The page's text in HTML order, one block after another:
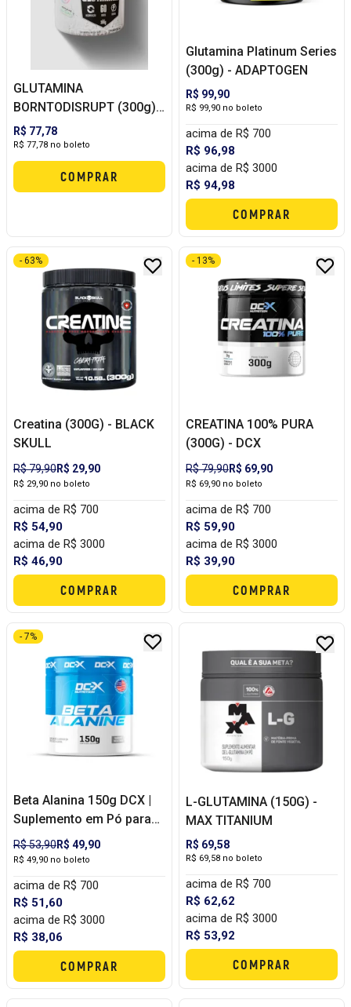
GLUTAMINA
BORNTODISRUPT (300g) -
UNDER LABZ
R$ 77,78
R$ 77,78 no boleto
COMPRAR
Glutamina Platinum Series
(300g) - ADAPTOGEN
R$ 99,90
R$ 99,90 no boleto
acima de R$ 700
R$ 96,98
acima de R$ 3000
R$ 94,98
COMPRAR
Creatina (300G) - BLACK
SKULL
R$ 79,90R$ 29,90
- 63%
R$ 29,90 no boleto
acima de R$ 700
R$ 54,90
acima de R$ 3000
R$ 46,90
COMPRAR
CREATINA 100% PURA
(300G) - DCX
R$ 79,90R$ 69,90
- 13%
R$ 69,90 no boleto
acima de R$ 700
R$ 59,90
acima de R$ 3000
R$ 39,90
COMPRAR
Beta Alanina 150g DCX |
Suplemento em Pó para
Resistência, Performance
e Treinos Intensos
R$ 53,90R$ 49,90
- 7%
R$ 49,90 no boleto
acima de R$ 700
R$ 51,60
acima de R$ 3000
R$ 38,06
COMPRAR
L-GLUTAMINA (150G) -
MAX TITANIUM
R$ 69,58
R$ 69,58 no boleto
acima de R$ 700
R$ 62,62
acima de R$ 3000
R$ 53,92
COMPRAR